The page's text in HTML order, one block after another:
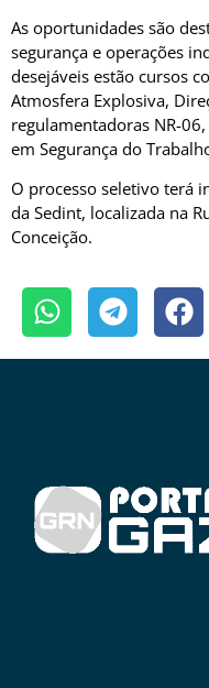
As oportunidades são
segurança e operações
desejáveis estão cursos
Atmosfera Explosiva,
regulamentadoras NR-
em Segurança do
O processo seletivo terá
da Sedint, localizada na
Conceição.